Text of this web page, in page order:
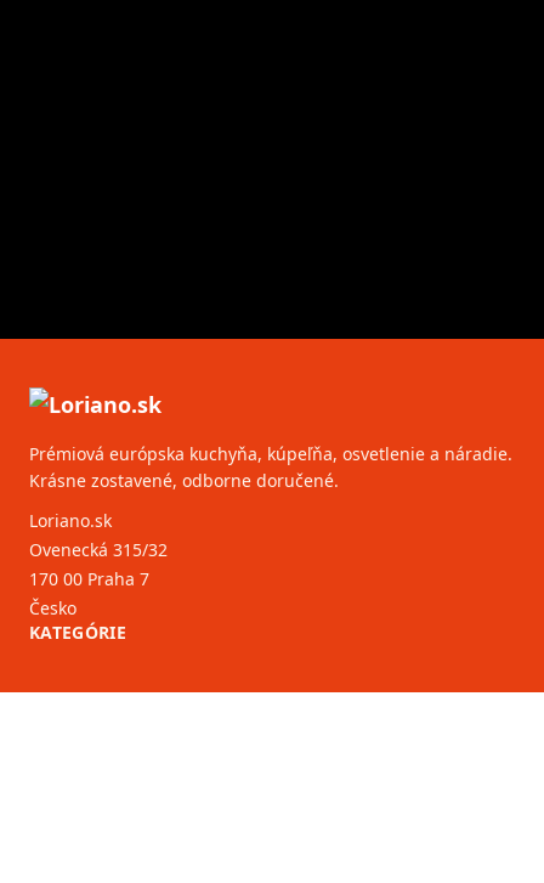
Prémiová európska kuchyňa, kúpeľňa, osvetlenie a náradie.
Krásne zostavené, odborne doručené.
Loriano.sk
Ovenecká 315/32
170 00 Praha 7
Česko
KATEGÓRIE